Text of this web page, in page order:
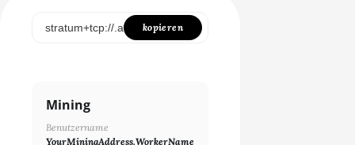
SHA256ASICBOOST
X11
NEOSCRYPT
kopieren
Mining
Benutzername
YourMiningAddress.WorkerName